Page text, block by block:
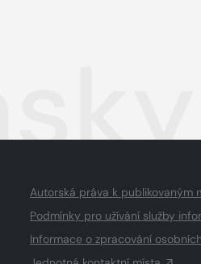
Autorská práva k publikovaným
Podmínky pro užívání služby
Informace o zpracování